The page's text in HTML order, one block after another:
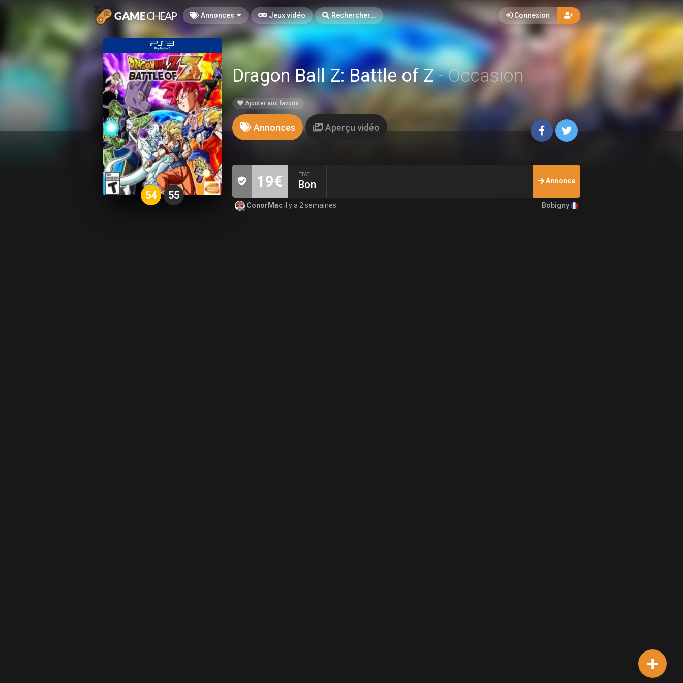
Annonces Jeux vidéo Rechercher... Connexion
54 55
Dragon Ball Z: Battle of Z- Occasion
Ajouter aux favoris
Annonces Aperçu vidéo
19€ ÉTAT
Bon Annonce
ConorMacil y a 2 semaines Bobigny